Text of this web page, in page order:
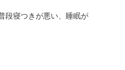
段寝つきが悪い、睡眠が